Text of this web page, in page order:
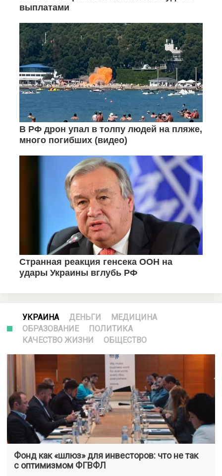
УКРАИНА ДЕНЬГИ
МЕДИЦИНА
ОБРАЗОВАНИЕ
ПОЛИТИКА
КАЧЕСТВО ЖИЗНИ
ОБЩЕСТВО
Фонд как «шлюз» для инвесторов: что не так
с оптимизмом ФГВФЛ